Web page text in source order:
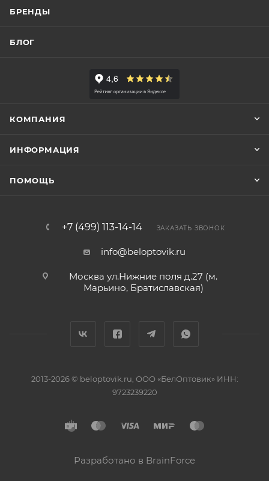
БРЕНДЫ
БЛОГ
КОМПАНИЯ
ИНФОРМАЦИЯ
ПОМОЩЬ
+7 (499) 113-14-14 ЗАКАЗАТЬ ЗВОНОК
info@beloptovik.ru
Москва ул.Нижние поля д.27 (м.
Марьино, Братиславская)
2013-2026 © beloptovik.ru, ООО «БелОптовик» ИНН:
9723239220
Разработано в BrainForce